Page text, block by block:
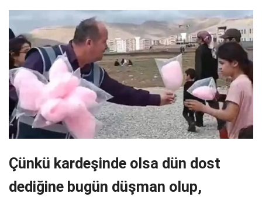
Çünkü kardeşinde olsa dün dost
dediğine bugün düşman olup,